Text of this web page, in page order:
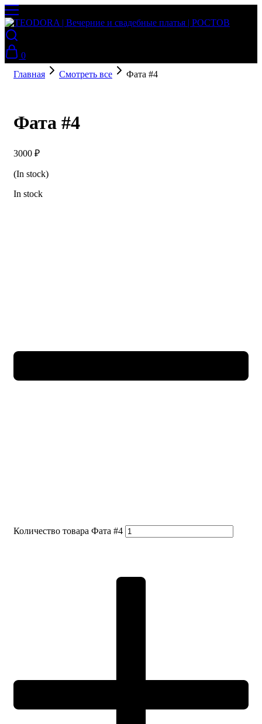
0
Главная
Смотреть все Фата #4
Фата #4
3000 ₽
(In stock)
In stock
Количество товара Фата #4